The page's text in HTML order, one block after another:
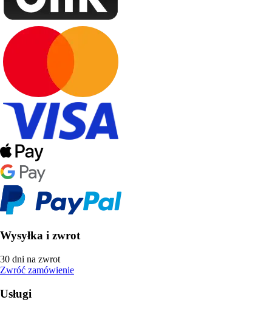
Wysyłka i zwrot
30 dni na zwrot
Zwróć zamówienie
Usługi